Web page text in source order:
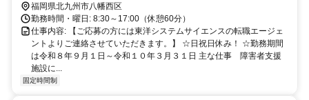
福岡県北九州市八幡西区
勤務時間・曜日: 8:30～17:00（休憩60分）
仕事内容: 【ご応募の方には東洋システムサイエンスの転職エージェ
ントよりご連絡させていただきます。】 ☆日祝日休み！ ☆勤務期間
は令和８年９月１日～令和１０年３月３１日 主な仕事 障害者支援
施設に...
固定時間制